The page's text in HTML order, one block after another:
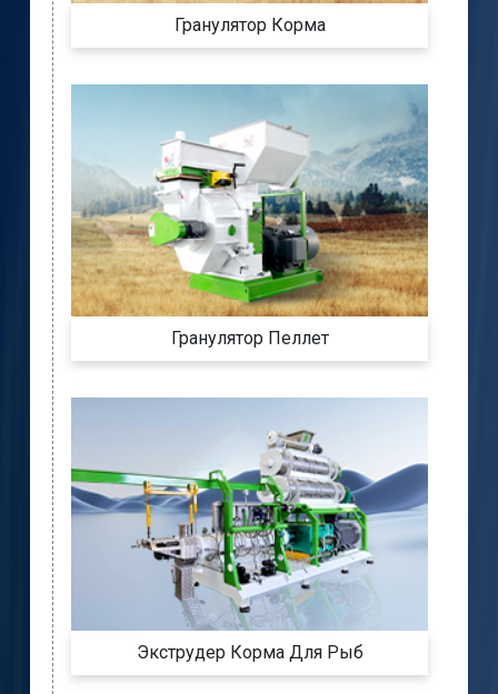
Гранулятор Корма
Гранулятор Пеллет
Экструдер Корма Для Рыб